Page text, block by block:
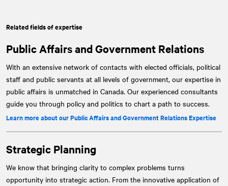
Related fields of expertise
Public Affairs and Government Relations
With an extensive network of contacts with elected officials, political
staff and public servants at all levels of government, our expertise in
public affairs is unmatched in Canada. Our experienced consultants
guide you through policy and politics to chart a path to success.
Learn more about our Public Affairs and Government Relations Expertise
Strategic Planning
We know that bringing clarity to complex problems turns
opportunity into strategic action. From the innovative application of